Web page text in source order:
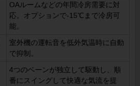
OAルームなどの年間冷房需要に対
応。オプションで-15℃まで冷房可
能。
室外機の運転音を低外気温時に自動
で抑制。
4つのベーンが独立して駆動し、順
番にスイングして快適な気流を提